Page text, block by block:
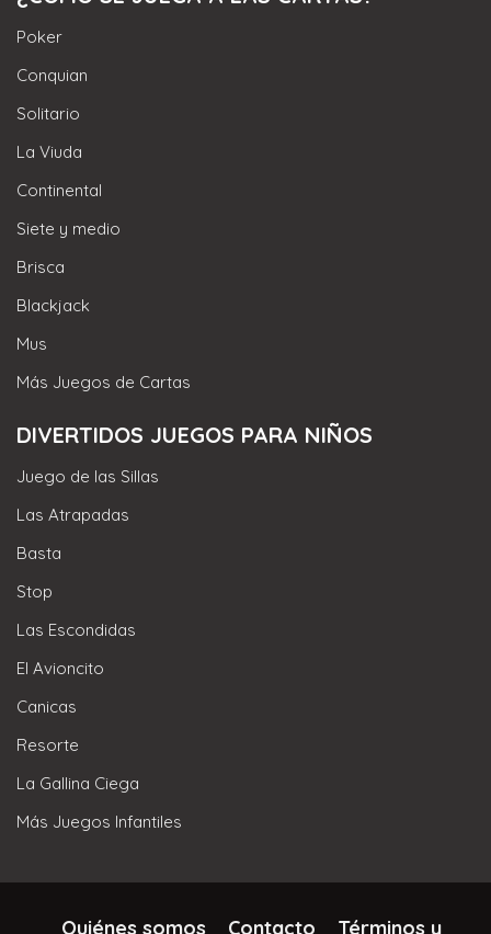
Poker
Conquian
Solitario
La Viuda
Continental
Siete y medio
Brisca
Blackjack
Mus
Más Juegos de Cartas
DIVERTIDOS JUEGOS PARA NIÑOS
Juego de las Sillas
Las Atrapadas
Basta
Stop
Las Escondidas
El Avioncito
Canicas
Resorte
La Gallina Ciega
Más Juegos Infantiles
Quiénes somos Contacto Términos y